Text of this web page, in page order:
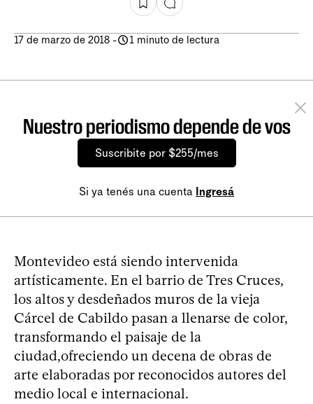
17 de marzo de 2018 - 1 minuto de lectura
Nuestro periodismo depende de vos
Suscribite por $255/mes
Si ya tenés una cuenta Ingresá
Montevideo está siendo intervenida
artísticamente. En el barrio de Tres Cruces,
los altos y desdeñados muros de la vieja
Cárcel de Cabildo pasan a llenarse de color,
transformando el paisaje de la
ciudad,ofreciendo un decena de obras de
arte elaboradas por reconocidos autores del
medio local e internacional.